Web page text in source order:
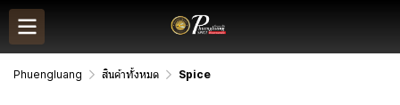
Phuengluang สินค้าทั้งหมด Spice